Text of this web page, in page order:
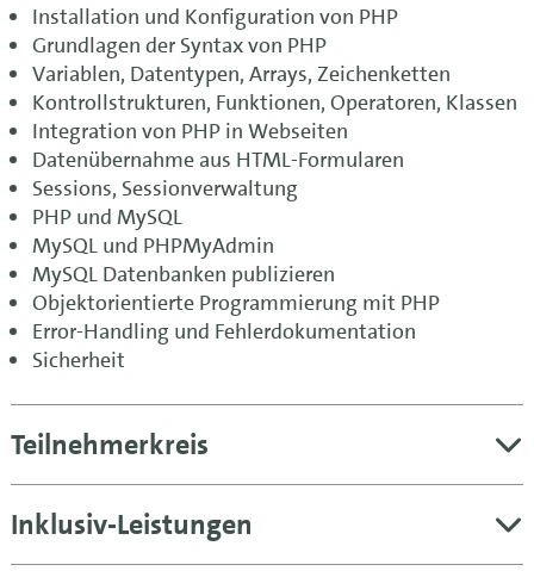
Installation und Konfiguration von PHP
Grundlagen der Syntax von PHP
Variablen, Datentypen, Arrays, Zeichenketten
Kontrollstrukturen, Funktionen, Operatoren, Klassen
Integration von PHP in Webseiten
Datenübernahme aus HTML-Formularen
Sessions, Sessionverwaltung
PHP und MySQL
MySQL und PHPMyAdmin
MySQL Datenbanken publizieren
Objektorientierte Programmierung mit PHP
Error-Handling und Fehlerdokumentation
Sicherheit
Teilnehmerkreis
Inklusiv-Leistungen